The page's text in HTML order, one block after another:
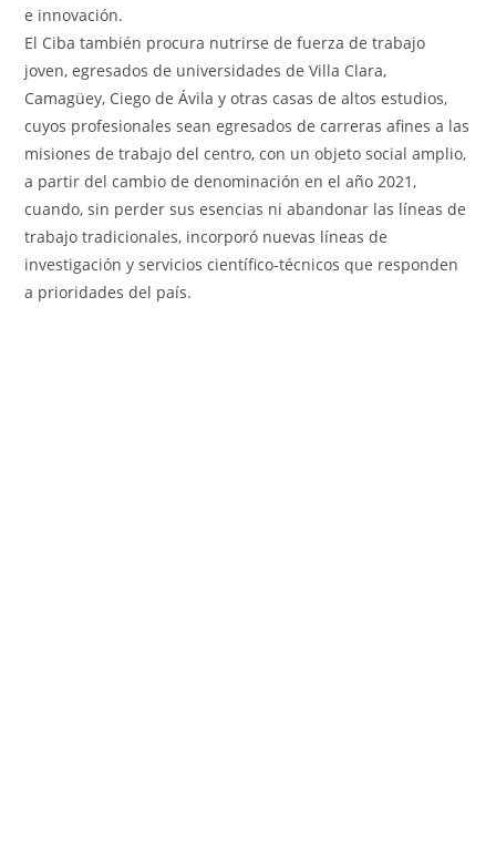
e innovación.
El Ciba también procura nutrirse de fuerza de trabajo
joven, egresados de universidades de Villa Clara,
Camagüey, Ciego de Ávila y otras casas de altos estudios,
cuyos profesionales sean egresados de carreras afines a las
misiones de trabajo del centro, con un objeto social amplio,
a partir del cambio de denominación en el año 2021,
cuando, sin perder sus esencias ni abandonar las líneas de
trabajo tradicionales, incorporó nuevas líneas de
investigación y servicios científico-técnicos que responden
a prioridades del país.